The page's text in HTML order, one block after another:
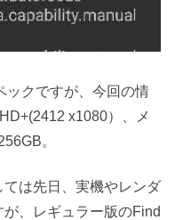
ックですが、今回の情
x1080）、メ
。
は先日、実機やレンダ
、レギュラー版のFind